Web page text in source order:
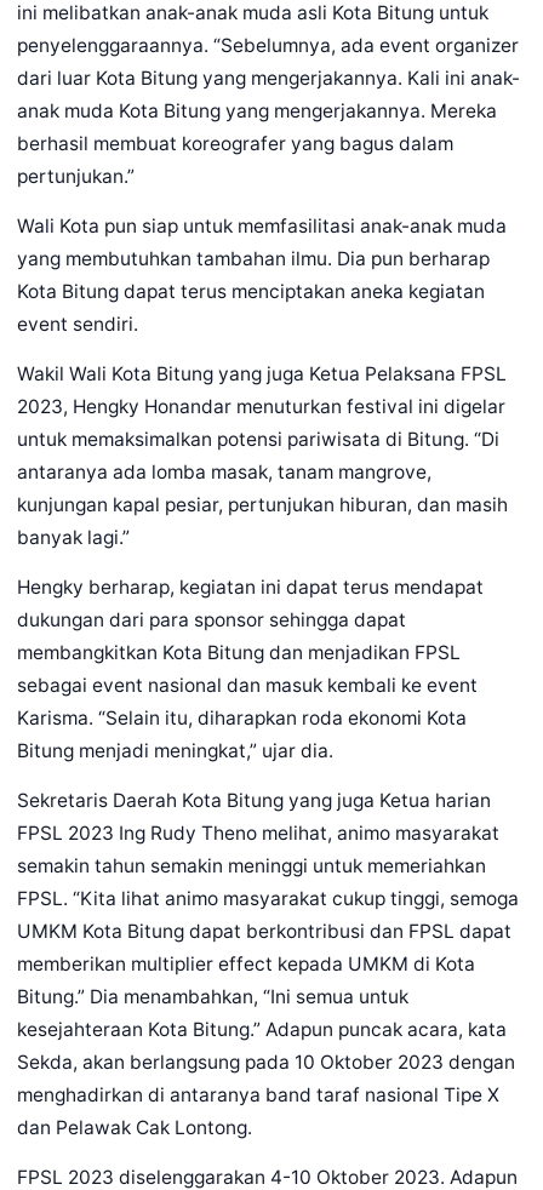
ini melibatkan anak-anak muda asli Kota Bitung untuk
penyelenggaraannya. “Sebelumnya, ada event organizer
dari luar Kota Bitung yang mengerjakannya. Kali ini anak-
anak muda Kota Bitung yang mengerjakannya. Mereka
berhasil membuat koreografer yang bagus dalam
pertunjukan.”
Wali Kota pun siap untuk memfasilitasi anak-anak muda
yang membutuhkan tambahan ilmu. Dia pun berharap
Kota Bitung dapat terus menciptakan aneka kegiatan
event sendiri.
Wakil Wali Kota Bitung yang juga Ketua Pelaksana FPSL
2023, Hengky Honandar menuturkan festival ini digelar
untuk memaksimalkan potensi pariwisata di Bitung. “Di
antaranya ada lomba masak, tanam mangrove,
kunjungan kapal pesiar, pertunjukan hiburan, dan masih
banyak lagi.”
Hengky berharap, kegiatan ini dapat terus mendapat
dukungan dari para sponsor sehingga dapat
membangkitkan Kota Bitung dan menjadikan FPSL
sebagai event nasional dan masuk kembali ke event
Karisma. “Selain itu, diharapkan roda ekonomi Kota
Bitung menjadi meningkat,” ujar dia.
Sekretaris Daerah Kota Bitung yang juga Ketua harian
FPSL 2023 Ing Rudy Theno melihat, animo masyarakat
semakin tahun semakin meninggi untuk memeriahkan
FPSL. “Kita lihat animo masyarakat cukup tinggi, semoga
UMKM Kota Bitung dapat berkontribusi dan FPSL dapat
memberikan multiplier effect kepada UMKM di Kota
Bitung.” Dia menambahkan, “Ini semua untuk
kesejahteraan Kota Bitung.” Adapun puncak acara, kata
Sekda, akan berlangsung pada 10 Oktober 2023 dengan
menghadirkan di antaranya band taraf nasional Tipe X
dan Pelawak Cak Lontong.
FPSL 2023 diselenggarakan 4-10 Oktober 2023. Adapun